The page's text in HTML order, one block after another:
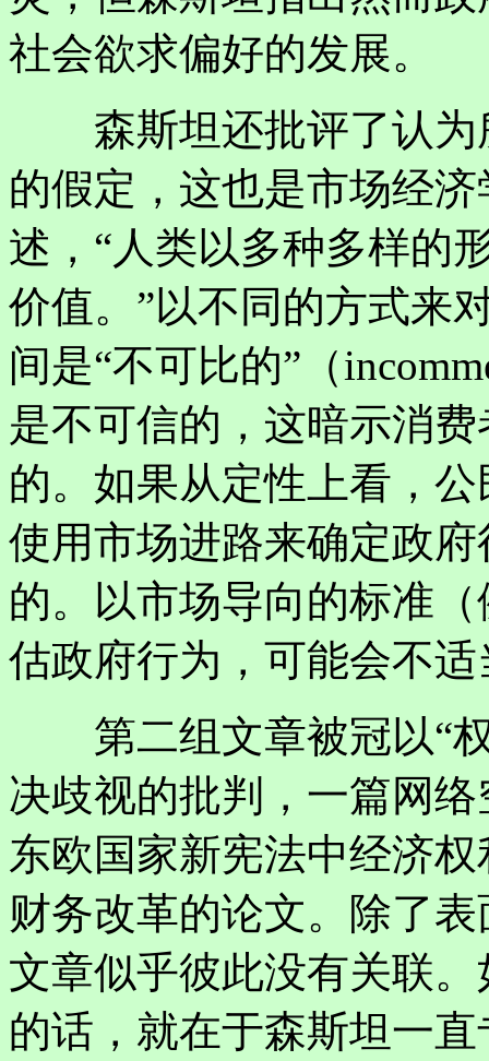
社会欲求偏好的发展。
森斯坦还批评了认为
的假定，这也是市场经
述，“人类以多种多样的
价值。”以不同的方式来
间是“不可比的”（
是不可信的，这暗示消
的。如果从定性上看，
使用市场进路来确定政
的。以市场导向的标准
估政府行为，可能会不
第二组文章被冠以“权
决歧视的批判，一篇网
东欧国家新宪法中经济
财务改革的论文。除了
文章似乎彼此没有关联
的话，就在于森斯坦一